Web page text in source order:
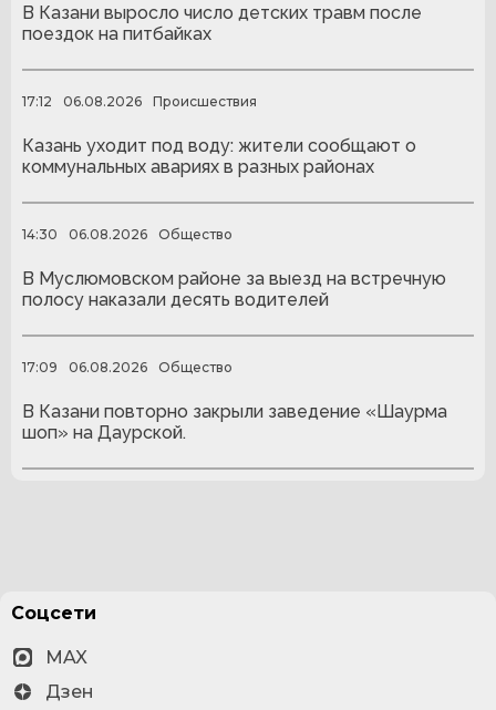
В Казани выросло число детских травм после
поездок на питбайках
17:12 06.08.2026 Происшествия
Казань уходит под воду: жители сообщают о
коммунальных авариях в разных районах
14:30 06.08.2026 Общество
В Муслюмовском районе за выезд на встречную
полосу наказали десять водителей
17:09 06.08.2026 Общество
В Казани повторно закрыли заведение «Шаурма
шоп» на Даурской.
Соцсети
MAX
Дзен